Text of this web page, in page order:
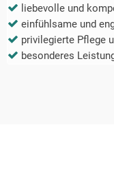
liebevolle und
einfühlsame und
privilegierte Pflege
besonderes